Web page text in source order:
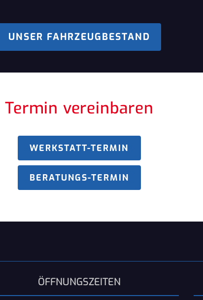
UNSER FAHRZEUGBESTAND
Termin vereinbaren
WERKSTATT-TERMIN
BERATUNGS-TERMIN
ÖFFNUNGSZEITEN